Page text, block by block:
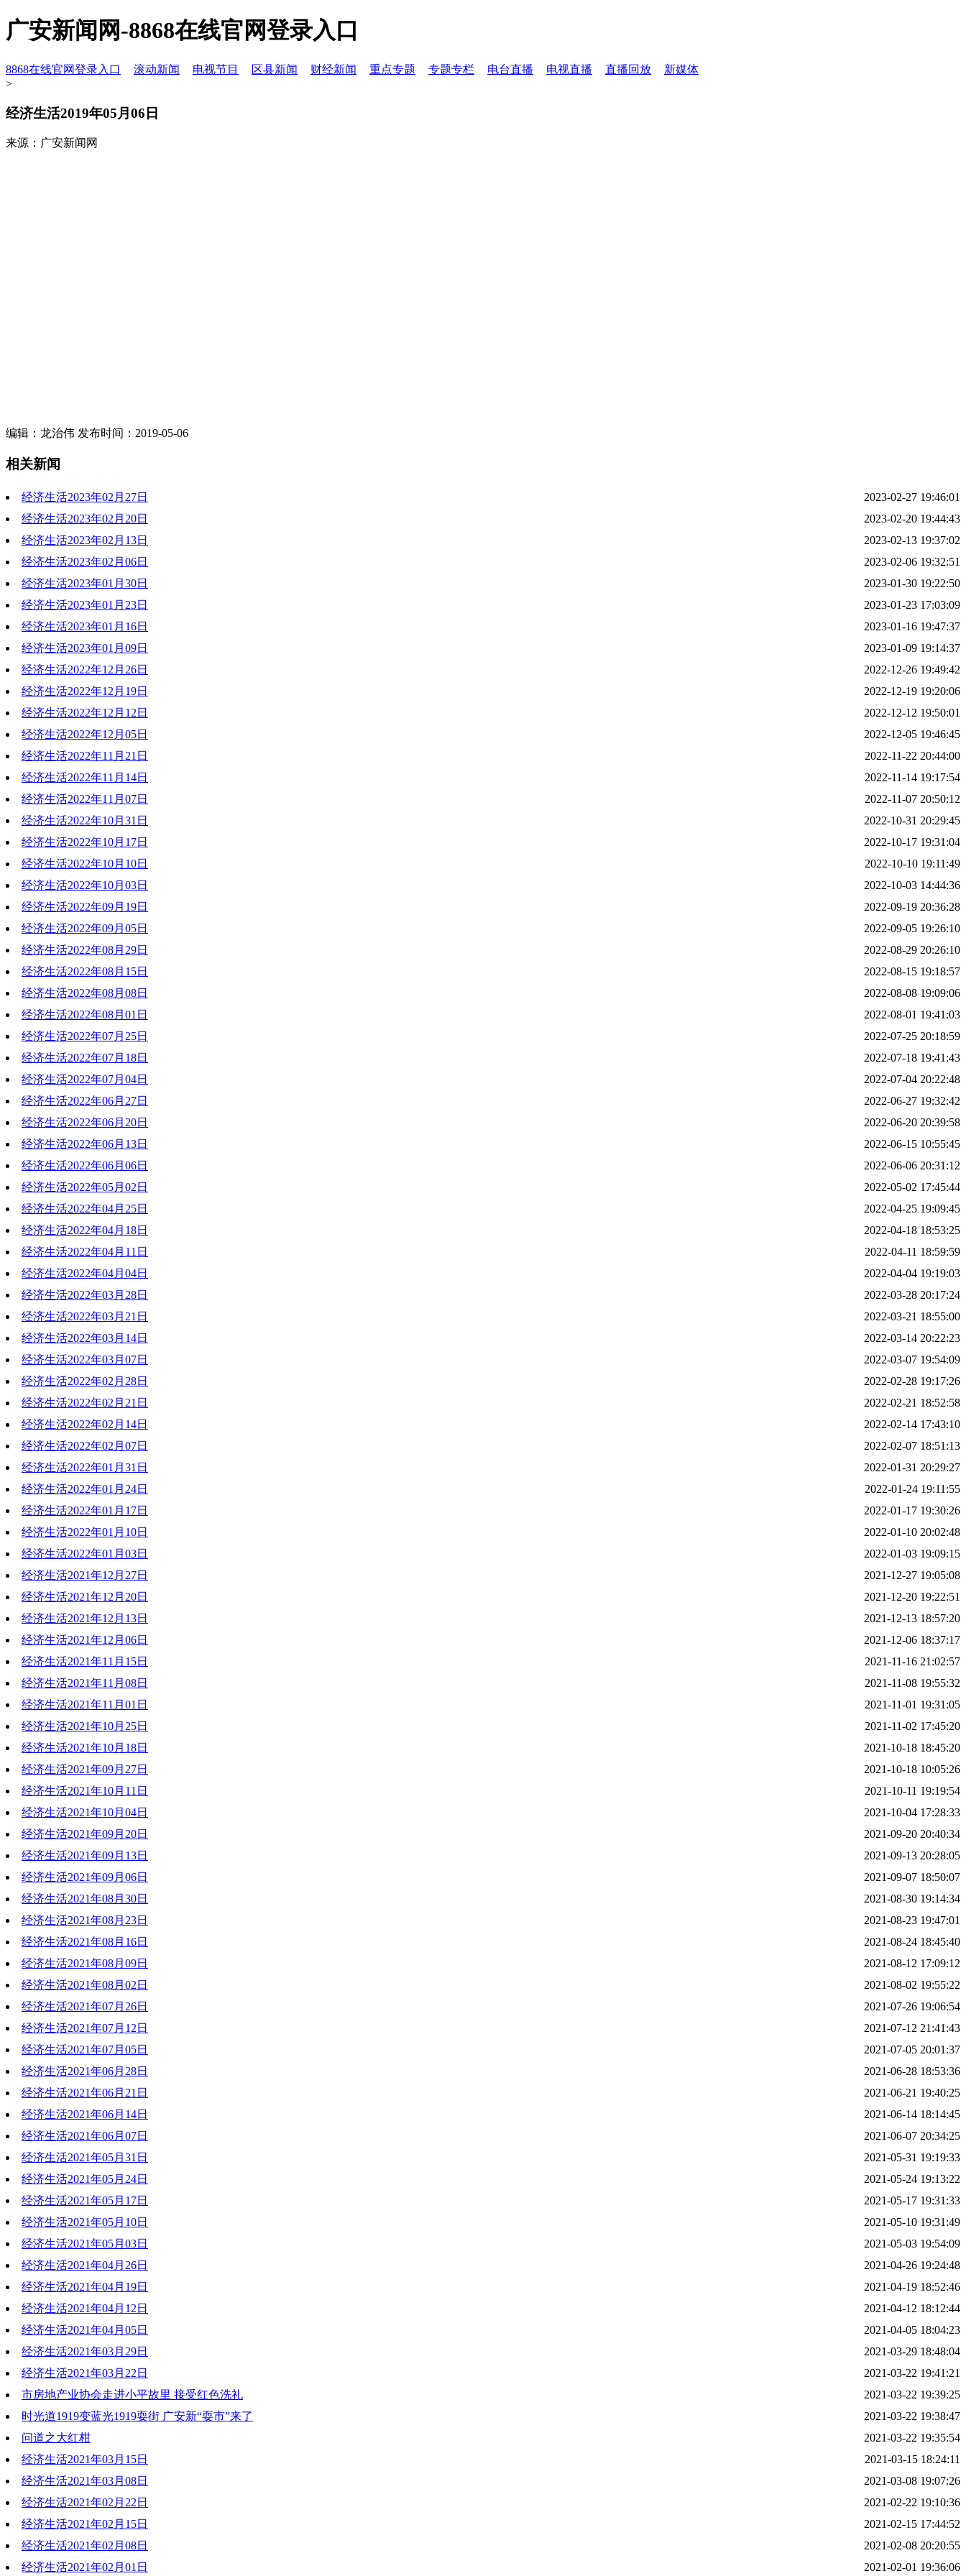
广安新闻网-8868在线官网登录入口
8868在线官网登录入口 滚动新闻 电视节目 区县新闻 财经新闻 重点专题 专题专栏 电台直播 电视直播 直播回放
新媒体
>
经济生活2019年05月06日
来源：广安新闻网
编辑：龙治伟 发布时间：2019-05-06
相关新闻
经济生活2023年02月27日
2023-02-27 19:46:01
经济生活2023年02月20日
2023-02-20 19:44:43
经济生活2023年02月13日
2023-02-13 19:37:02
经济生活2023年02月06日
2023-02-06 19:32:51
经济生活2023年01月30日
2023-01-30 19:22:50
经济生活2023年01月23日
2023-01-23 17:03:09
经济生活2023年01月16日
2023-01-16 19:47:37
经济生活2023年01月09日
2023-01-09 19:14:37
经济生活2022年12月26日
2022-12-26 19:49:42
经济生活2022年12月19日
2022-12-19 19:20:06
经济生活2022年12月12日
2022-12-12 19:50:01
经济生活2022年12月05日
2022-12-05 19:46:45
经济生活2022年11月21日
2022-11-22 20:44:00
经济生活2022年11月14日
2022-11-14 19:17:54
经济生活2022年11月07日
2022-11-07 20:50:12
经济生活2022年10月31日
2022-10-31 20:29:45
经济生活2022年10月17日
2022-10-17 19:31:04
经济生活2022年10月10日
2022-10-10 19:11:49
经济生活2022年10月03日
2022-10-03 14:44:36
经济生活2022年09月19日
2022-09-19 20:36:28
经济生活2022年09月05日
2022-09-05 19:26:10
经济生活2022年08月29日
2022-08-29 20:26:10
经济生活2022年08月15日
2022-08-15 19:18:57
经济生活2022年08月08日
2022-08-08 19:09:06
经济生活2022年08月01日
2022-08-01 19:41:03
经济生活2022年07月25日
2022-07-25 20:18:59
经济生活2022年07月18日
2022-07-18 19:41:43
经济生活2022年07月04日
2022-07-04 20:22:48
经济生活2022年06月27日
2022-06-27 19:32:42
经济生活2022年06月20日
2022-06-20 20:39:58
经济生活2022年06月13日
2022-06-15 10:55:45
经济生活2022年06月06日
2022-06-06 20:31:12
经济生活2022年05月02日
2022-05-02 17:45:44
经济生活2022年04月25日
2022-04-25 19:09:45
经济生活2022年04月18日
2022-04-18 18:53:25
经济生活2022年04月11日
2022-04-11 18:59:59
经济生活2022年04月04日
2022-04-04 19:19:03
经济生活2022年03月28日
2022-03-28 20:17:24
经济生活2022年03月21日
2022-03-21 18:55:00
经济生活2022年03月14日
2022-03-14 20:22:23
经济生活2022年03月07日
2022-03-07 19:54:09
经济生活2022年02月28日
2022-02-28 19:17:26
经济生活2022年02月21日
2022-02-21 18:52:58
经济生活2022年02月14日
2022-02-14 17:43:10
经济生活2022年02月07日
2022-02-07 18:51:13
经济生活2022年01月31日
2022-01-31 20:29:27
经济生活2022年01月24日
2022-01-24 19:11:55
经济生活2022年01月17日
2022-01-17 19:30:26
经济生活2022年01月10日
2022-01-10 20:02:48
经济生活2022年01月03日
2022-01-03 19:09:15
经济生活2021年12月27日
2021-12-27 19:05:08
经济生活2021年12月20日
2021-12-20 19:22:51
经济生活2021年12月13日
2021-12-13 18:57:20
经济生活2021年12月06日
2021-12-06 18:37:17
经济生活2021年11月15日
2021-11-16 21:02:57
经济生活2021年11月08日
2021-11-08 19:55:32
经济生活2021年11月01日
2021-11-01 19:31:05
经济生活2021年10月25日
2021-11-02 17:45:20
经济生活2021年10月18日
2021-10-18 18:45:20
经济生活2021年09月27日
2021-10-18 10:05:26
经济生活2021年10月11日
2021-10-11 19:19:54
经济生活2021年10月04日
2021-10-04 17:28:33
经济生活2021年09月20日
2021-09-20 20:40:34
经济生活2021年09月13日
2021-09-13 20:28:05
经济生活2021年09月06日
2021-09-07 18:50:07
经济生活2021年08月30日
2021-08-30 19:14:34
经济生活2021年08月23日
2021-08-23 19:47:01
经济生活2021年08月16日
2021-08-24 18:45:40
经济生活2021年08月09日
2021-08-12 17:09:12
经济生活2021年08月02日
2021-08-02 19:55:22
经济生活2021年07月26日
2021-07-26 19:06:54
经济生活2021年07月12日
2021-07-12 21:41:43
经济生活2021年07月05日
2021-07-05 20:01:37
经济生活2021年06月28日
2021-06-28 18:53:36
经济生活2021年06月21日
2021-06-21 19:40:25
经济生活2021年06月14日
2021-06-14 18:14:45
经济生活2021年06月07日
2021-06-07 20:34:25
经济生活2021年05月31日
2021-05-31 19:19:33
经济生活2021年05月24日
2021-05-24 19:13:22
经济生活2021年05月17日
2021-05-17 19:31:33
经济生活2021年05月10日
2021-05-10 19:31:49
经济生活2021年05月03日
2021-05-03 19:54:09
经济生活2021年04月26日
2021-04-26 19:24:48
经济生活2021年04月19日
2021-04-19 18:52:46
经济生活2021年04月12日
2021-04-12 18:12:44
经济生活2021年04月05日
2021-04-05 18:04:23
经济生活2021年03月29日
2021-03-29 18:48:04
经济生活2021年03月22日
2021-03-22 19:41:21
市房地产业协会走进小平故里 接受红色洗礼
2021-03-22 19:39:25
时光道1919变蓝光1919耍街 广安新“耍市”来了
2021-03-22 19:38:47
问道之大红柑
2021-03-22 19:35:54
经济生活2021年03月15日
2021-03-15 18:24:11
经济生活2021年03月08日
2021-03-08 19:07:26
经济生活2021年02月22日
2021-02-22 19:10:36
经济生活2021年02月15日
2021-02-15 17:44:52
经济生活2021年02月08日
2021-02-08 20:20:55
经济生活2021年02月01日
2021-02-01 19:36:06